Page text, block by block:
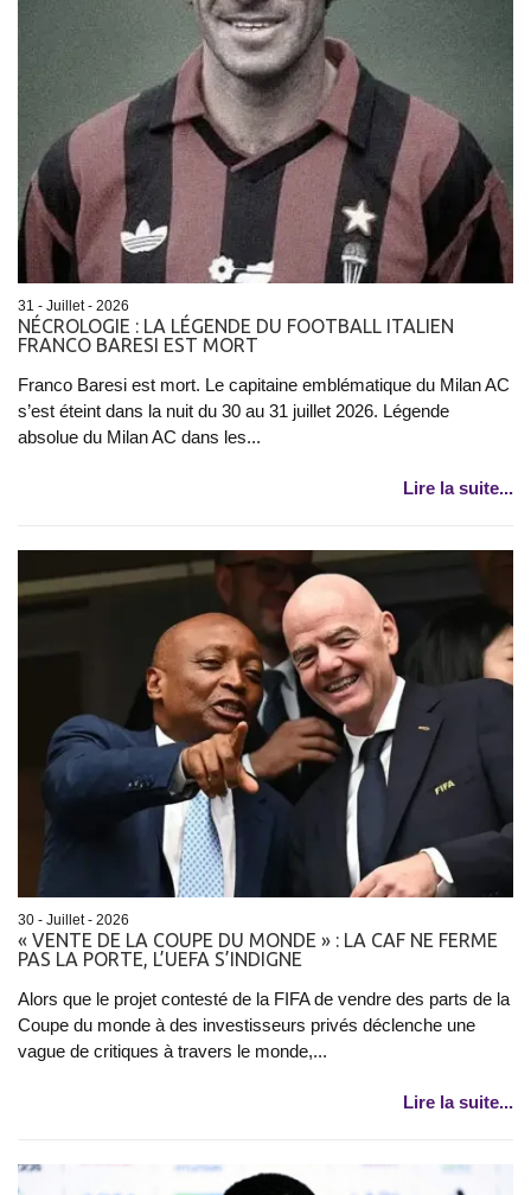
31 - Juillet - 2026
NÉCROLOGIE : LA LÉGENDE DU FOOTBALL ITALIEN
FRANCO BARESI EST MORT
Franco Baresi est mort. Le capitaine emblématique du Milan AC
s’est éteint dans la nuit du 30 au 31 juillet 2026. Légende
absolue du Milan AC dans les...
Lire la suite...
30 - Juillet - 2026
« VENTE DE LA COUPE DU MONDE » : LA CAF NE FERME
PAS LA PORTE, L’UEFA S’INDIGNE
Alors que le projet contesté de la FIFA de vendre des parts de la
Coupe du monde à des investisseurs privés déclenche une
vague de critiques à travers le monde,...
Lire la suite...